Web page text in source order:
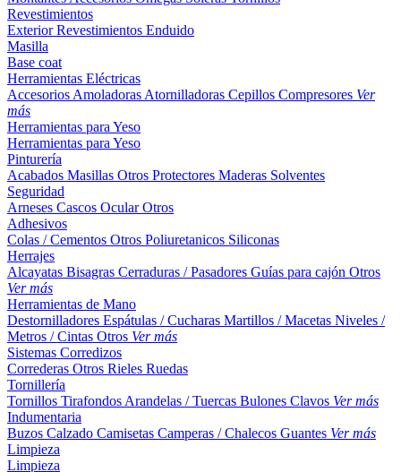
Revestimientos
ExteriorRevestimientos Enduido
Masilla
Base coat
Herramientas Eléctricas
Accesorios Amoladoras Atornilladoras Cepillos Compresores Ver
más
Herramientas para Yeso
Herramientas para Yeso
Pinturería
Acabados Masillas Otros Protectores Maderas Solventes
Seguridad
Arneses Cascos OcularOtros
Adhesivos
Colas / Cementos Otros Poliuretanicos Siliconas
Herrajes
Alcayatas Bisagras Cerraduras / Pasadores Guías para cajón Otros
Ver más
Herramientas de Mano
Destornilladores Espátulas / Cucharas Martillos / Macetas Niveles /
Metros / Cintas Otros Ver más
Sistemas Corredizos
Correderas Otros Rieles Ruedas
Tornillería
Tornillos Tirafondos Arandelas / Tuercas Bulones Clavos Ver más
Indumentaria
Buzos Calzado Camisetas Camperas / Chalecos Guantes Ver más
Limpieza
Limpieza